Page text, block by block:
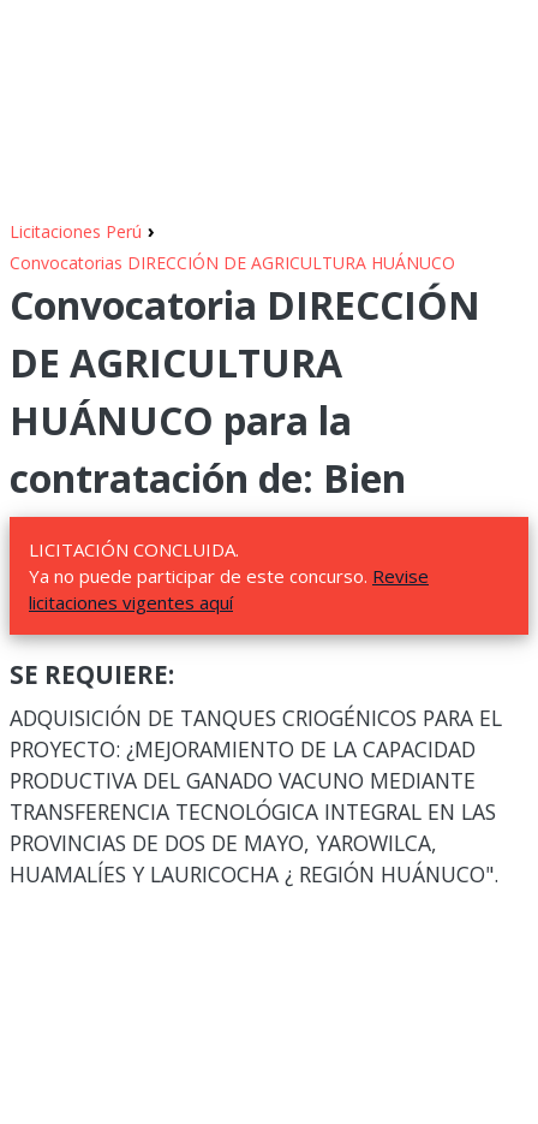
Licitaciones Perú ›
Convocatorias DIRECCIÓN DE AGRICULTURA HUÁNUCO
Convocatoria DIRECCIÓN
DE AGRICULTURA
HUÁNUCO para la
contratación de: Bien
LICITACIÓN CONCLUIDA.
Ya no puede participar de este concurso. Revise
licitaciones vigentes aquí
SE REQUIERE:
ADQUISICIÓN DE TANQUES CRIOGÉNICOS PARA EL
PROYECTO: ¿MEJORAMIENTO DE LA CAPACIDAD
PRODUCTIVA DEL GANADO VACUNO MEDIANTE
TRANSFERENCIA TECNOLÓGICA INTEGRAL EN LAS
PROVINCIAS DE DOS DE MAYO, YAROWILCA,
HUAMALÍES Y LAURICOCHA ¿ REGIÓN HUÁNUCO".